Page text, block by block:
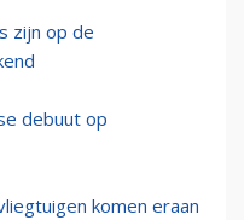
zijn op de
debuut op
komen eraan